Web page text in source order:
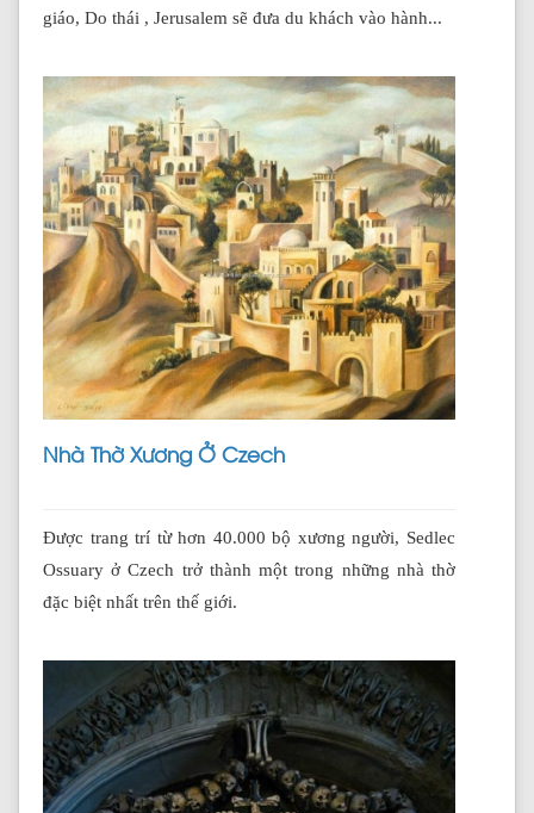
giáo, Do thái , Jerusalem sẽ đưa du khách vào hành...
Nhà Thờ Xương Ở Czech
Được trang trí từ hơn 40.000 bộ xương người, Sedlec
Ossuary ở Czech trở thành một trong những nhà thờ
đặc biệt nhất trên thế giới.